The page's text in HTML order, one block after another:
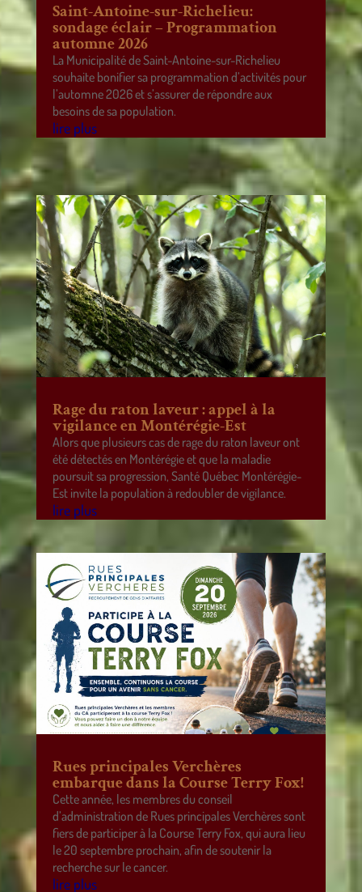
Saint-Antoine-sur-Richelieu:
sondage éclair – Programmation
automne 2026
La Municipalité de Saint-Antoine-sur-Richelieu
souhaite bonifier sa programmation d’activités pour
l’automne 2026 et s’assurer de répondre aux
besoins de sa population.
lire plus
Rage du raton laveur : appel à la
vigilance en Montérégie-Est
Alors que plusieurs cas de rage du raton laveur ont
été détectés en Montérégie et que la maladie
poursuit sa progression, Santé Québec Montérégie-
Est invite la population à redoubler de vigilance.
lire plus
Rues principales Verchères
embarque dans la Course Terry Fox!
Cette année, les membres du conseil
d’administration de Rues principales Verchères sont
fiers de participer à la Course Terry Fox, qui aura lieu
le 20 septembre prochain, afin de soutenir la
recherche sur le cancer.
lire plus